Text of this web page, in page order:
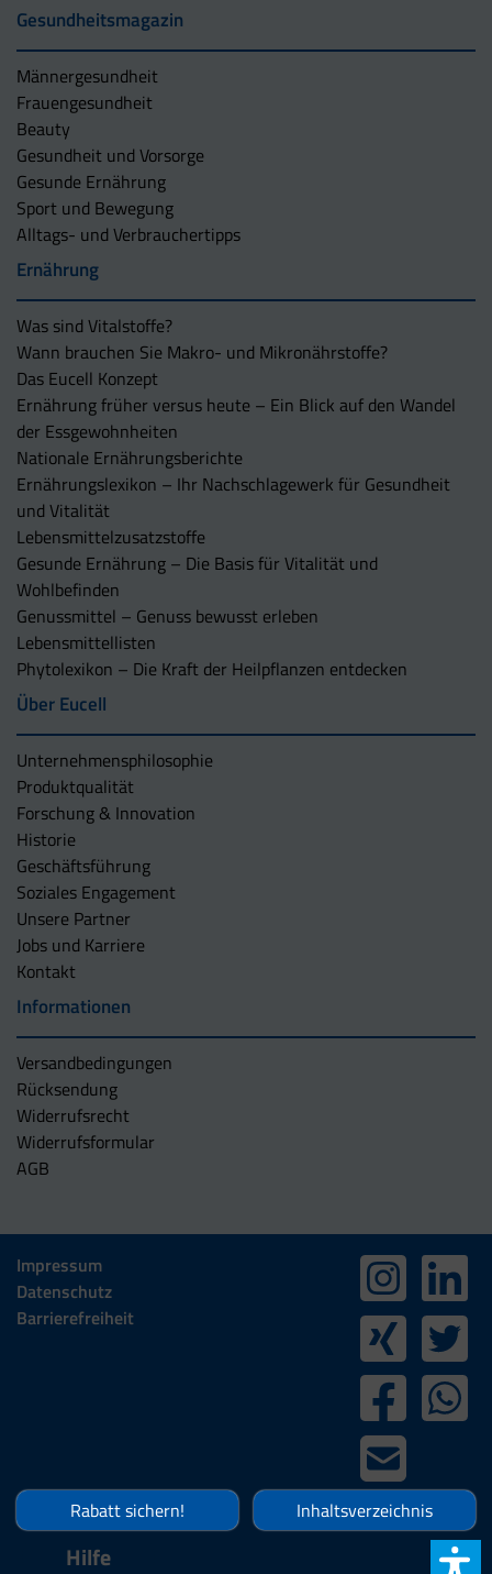
Gesundheitsmagazin
Männergesundheit
Frauengesundheit
Beauty
Gesundheit und Vorsorge
Gesunde Ernährung
Sport und Bewegung
Alltags- und Verbrauchertipps
Ernährung
Was sind Vitalstoffe?
Wann brauchen Sie Makro- und Mikronährstoffe?
Das Eucell Konzept
Ernährung früher versus heute – Ein Blick auf den Wandel
der Essgewohnheiten
Nationale Ernährungsberichte
Ernährungslexikon – Ihr Nachschlagewerk für Gesundheit
und Vitalität
Lebensmittelzusatzstoffe
Gesunde Ernährung – Die Basis für Vitalität und
Wohlbefinden
Genussmittel – Genuss bewusst erleben
Lebensmittellisten
Phytolexikon – Die Kraft der Heilpflanzen entdecken
Über Eucell
Unternehmens­philosophie
Produktqualität
Forschung & Innovation
Historie
Geschäftsführung
Soziales Engagement
Unsere Partner
Jobs und Karriere
Kontakt
Informationen
Versandbedingungen
Rücksendung
Widerrufsrecht
Widerrufsformular
AGB
Impressum
Datenschutz
Barrierefreiheit
Rabatt sichern! Inhaltsverzeichnis
Hilfe